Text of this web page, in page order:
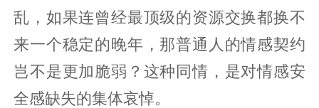
乱，如果连曾经最顶级的资源交换都换不
来一个稳定的晚年，那普通人的情感契约
岂不是更加脆弱？这种同情，是对情感安
全感缺失的集体哀悼。